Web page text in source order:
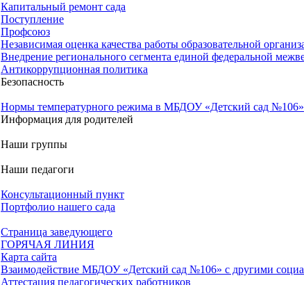
Капитальный ремонт сада
Поступление
Профсоюз
Независимая оценка качества работы образовательной
Внедрение регионального сегмента единой федеральной
Антикоррупционная политика
Безопасность
Нормы температурного режима в МБДОУ «Детский сад №106»
Информация для родителей
Наши группы
Наши педагоги
Консультационный пункт
Портфолио нашего сада
Страница заведующего
ГОРЯЧАЯ ЛИНИЯ
Карта сайта
Взаимодействие МБДОУ «Детский сад №106» с другими
Аттестация педагогических работников